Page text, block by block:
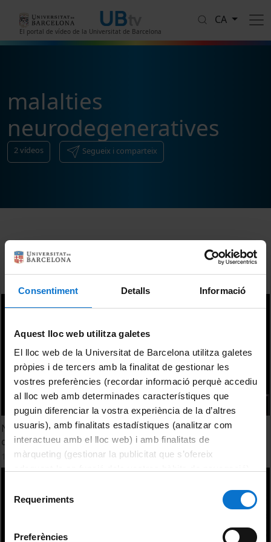
Consentiment Detalls Informació
Aquest lloc web utilitza galetes
El lloc web de la Universitat de Barcelona utilitza galetes
pròpies i de tercers amb la finalitat de gestionar les
vostres preferències (recordar informació perquè accediu
al lloc web amb determinades característiques que
puguin diferenciar la vostra experiència de la d’altres
usuaris), amb finalitats estadístiques (analitzar com
interactueu amb el lloc web) i amb finalitats de
màrqueting (gestionar la publicitat que s’ofereix
consultar laPolítica de galetes del lloc web de la
Requeriments
Preferències
El portal de vídeo de la Universitat de Barcelona
CA
malalties
neurodegeneratives
2vídeos Segueix i comparteix
Ordenar
Nanomedicine: New solutions for neurodegenerative
diseases
11 març, 2015